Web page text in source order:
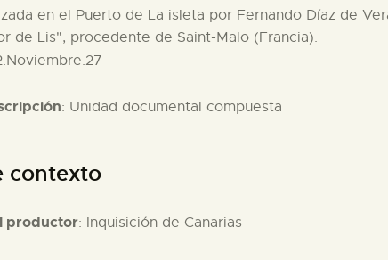
en el Puerto de La isleta por Fernando Díaz de
de Lis", procedente de Saint-Malo (Francia).
: Unidad documental compuesta
contexto
productor: Inquisición de Canarias